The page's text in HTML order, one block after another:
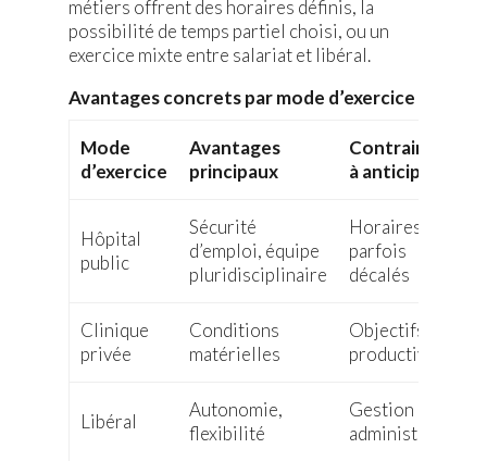
métiers offrent des horaires définis, la
possibilité de temps partiel choisi, ou un
exercice mixte entre salariat et libéral.
Avantages concrets par mode d’exercice
Mode
d’exercice
Avantages
principaux
Contraintes
à anticiper
Hôpital
public
Sécurité
d’emploi, équipe
pluridisciplinaire
Horaires
parfois
décalés
Clinique
privée
Conditions
matérielles
Objectifs de
productivité
Libéral
Autonomie,
flexibilité
Gestion
administrative